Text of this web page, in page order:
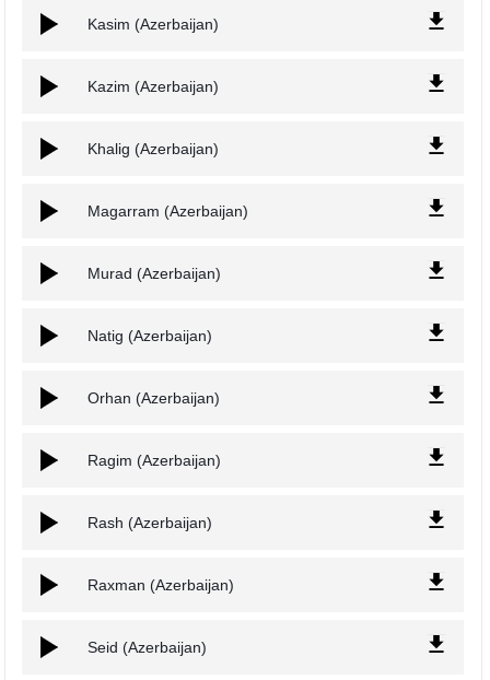
Kasim (Azerbaijan)
Kazim (Azerbaijan)
Khalig (Azerbaijan)
Magarram (Azerbaijan)
Murad (Azerbaijan)
Natig (Azerbaijan)
Orhan (Azerbaijan)
Ragim (Azerbaijan)
Rash (Azerbaijan)
Raxman (Azerbaijan)
Seid (Azerbaijan)